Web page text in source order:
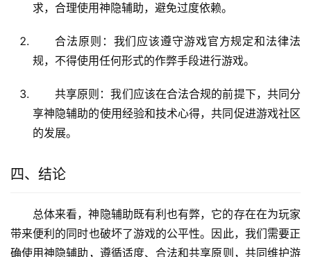
求，合理使用神隐辅助，避免过度依赖。
合法原则：我们应该遵守游戏官方规定和法律法
规，不得使用任何形式的作弊手段进行游戏。
共享原则：我们应该在合法合规的前提下，共同分
享神隐辅助的使用经验和技术心得，共同促进游戏社区
的发展。
四、结论
总体来看，神隐辅助既有利也有弊，它的存在在为玩家
带来便利的同时也破坏了游戏的公平性。因此，我们需要正
确使用神隐辅助，遵循适度、合法和共享原则，共同维护游